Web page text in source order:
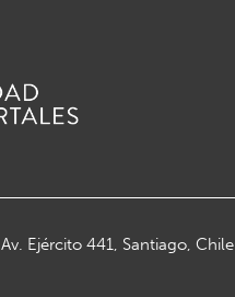
Av. Ejército 441, Santiago, Chile